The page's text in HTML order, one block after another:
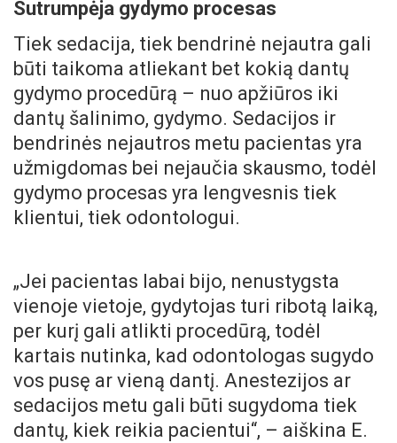
Sutrumpėja gydymo procesas
Tiek sedacija, tiek bendrinė nejautra gali
būti taikoma atliekant bet kokią dantų
gydymo procedūrą – nuo apžiūros iki
dantų šalinimo, gydymo. Sedacijos ir
bendrinės nejautros metu pacientas yra
užmigdomas bei nejaučia skausmo, todėl
gydymo procesas yra lengvesnis tiek
klientui, tiek odontologui.
„Jei pacientas labai bijo, nenustygsta
vienoje vietoje, gydytojas turi ribotą laiką,
per kurį gali atlikti procedūrą, todėl
kartais nutinka, kad odontologas sugydo
vos pusę ar vieną dantį. Anestezijos ar
sedacijos metu gali būti sugydoma tiek
dantų, kiek reikia pacientui“, – aiškina E.